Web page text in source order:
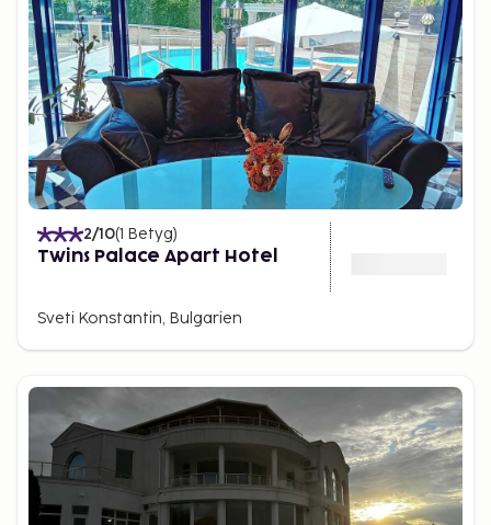
2/10(1 Betyg)
Twins Palace Apart Hotel
Sveti Konstantin, Bulgarien